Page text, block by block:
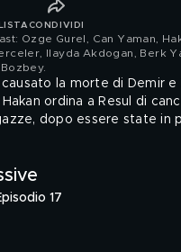
CONDIVIDI
Ozge Gurel, Can Yaman,
Ilayda Akdogan, Berk
.
causato la morte di Demir
ordina a Resul di
dopo essere state in
17